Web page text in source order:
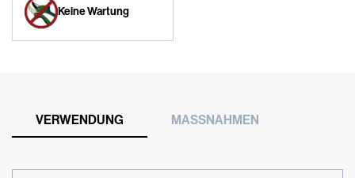
Keine Wartung
VERWENDUNG MASSNAHMEN